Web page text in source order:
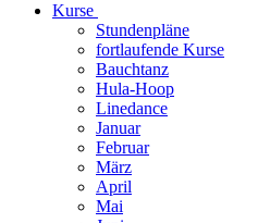
Kurse
Stundenpläne
fortlaufende Kurse
Bauchtanz
Hula-Hoop
Linedance
Januar
Februar
März
April
Mai